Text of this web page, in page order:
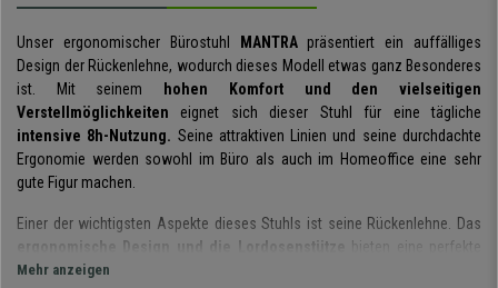
Unser ergonomischer Bürostuhl MANTRApräsentiert ein auffälliges
Design der Rückenlehne, wodurch dieses Modell etwas ganz Besonderes
ist. Mit seinem hohen Komfort und den vielseitigen
Verstellmöglichkeiten eignet sich dieser Stuhl für eine tägliche
intensive 8h-Nutzung. Seine attraktiven Linien und seine durchdachte
Ergonomie werden sowohl im Büro als auch im Homeoffice eine sehr
gute Figur machen.
Einer der wichtigsten Aspekte dieses Stuhls ist seine Rückenlehne. Das
ergonomische Design und die Lordosenstütze
bieten eine perfekte
Stütze für den Rücken und optimieren eine gesunde Körperhaltung. Die
Mehr anzeigen